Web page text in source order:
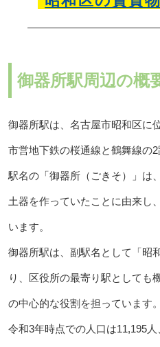
御器所駅周辺の概
御器所駅は、名古屋市昭和区に
市営地下鉄の桜通線と鶴舞線の2
駅名の「御器所（ごきそ）」は
土器を作っていたことに由来し
います。
御器所駅は、副駅名として「昭
り、区役所の最寄り駅としても
の中心的な役割を担っています。
令和3年時点での人口は11,195